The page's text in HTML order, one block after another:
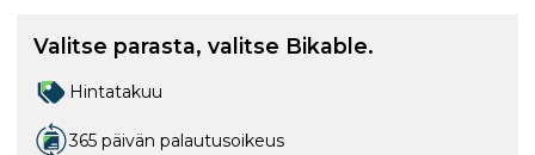
Valitse parasta, valitse Bikable.
Hintatakuu
365 päivän palautusoikeus